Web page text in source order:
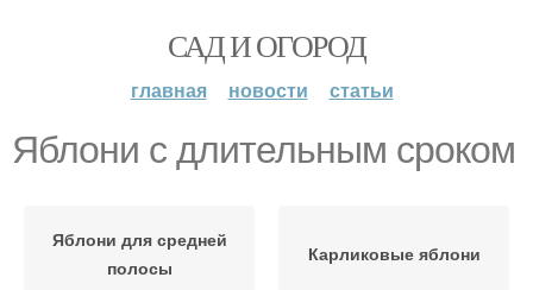
САД И ОГОРОД
главная новости статьи
Яблони с длительным сроком
Яблони для средней
полосы
Карликовые яблони